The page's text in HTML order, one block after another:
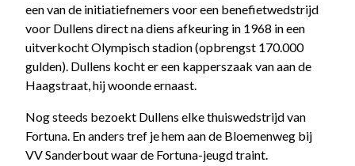
een van de initiatiefnemers voor een benefietwedstrijd
voor Dullens direct na diens afkeuring in 1968 in een
uitverkocht Olympisch stadion (opbrengst 170.000
gulden). Dullens kocht er een kapperszaak van aan de
Haagstraat, hij woonde ernaast.
Nog steeds bezoekt Dullens elke thuiswedstrijd van
Fortuna. En anders tref je hem aan de Bloemenweg bij
VV Sanderbout waar de Fortuna-jeugd traint.